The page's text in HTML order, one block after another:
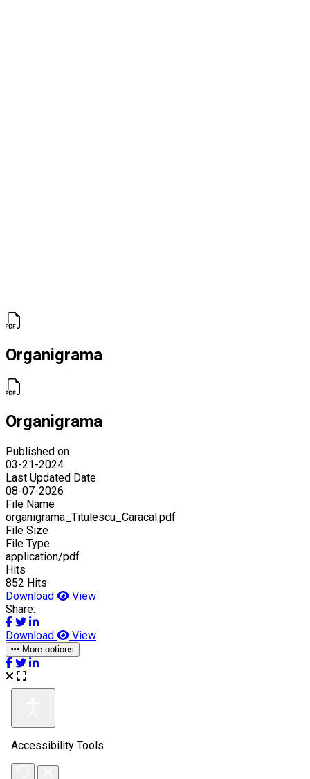
Organigrama
Organigrama
Published on
03-21-2024
Last Updated Date
08-07-2026
File Name
organigrama_Titulescu_Caracal.pdf
File Size
File Type
application/pdf
Hits
852 Hits
Download
View
Share:
Download
View
More options